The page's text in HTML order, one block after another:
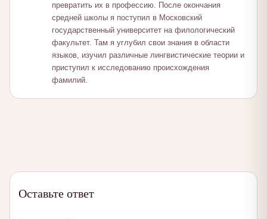
превратить их в профессию. После окончания
средней школы я поступил в Московский
государственный университет на филологический
факультет. Там я углубил свои знания в области
языков, изучил различные лингвистические теории и
приступил к исследованию происхождения
фамилий.
Оставьте ответ